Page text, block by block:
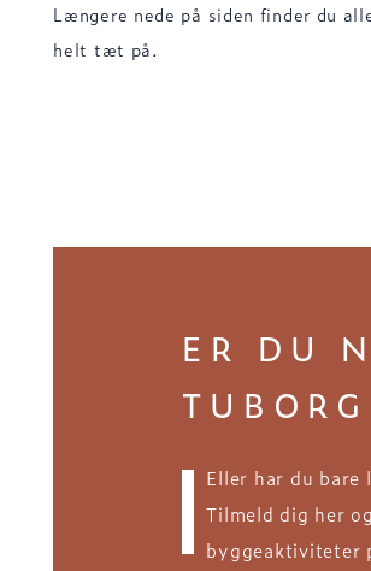
Længere nede på siden finder du
helt tæt på.
ER DU
Eller har du
Tilmeld dig her
byggeaktiviteter